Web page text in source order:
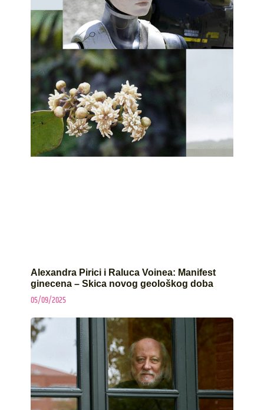
Alexandra Pirici i Raluca Voinea: Manifest
ginecena – Skica novog geološkog doba
05/09/2025